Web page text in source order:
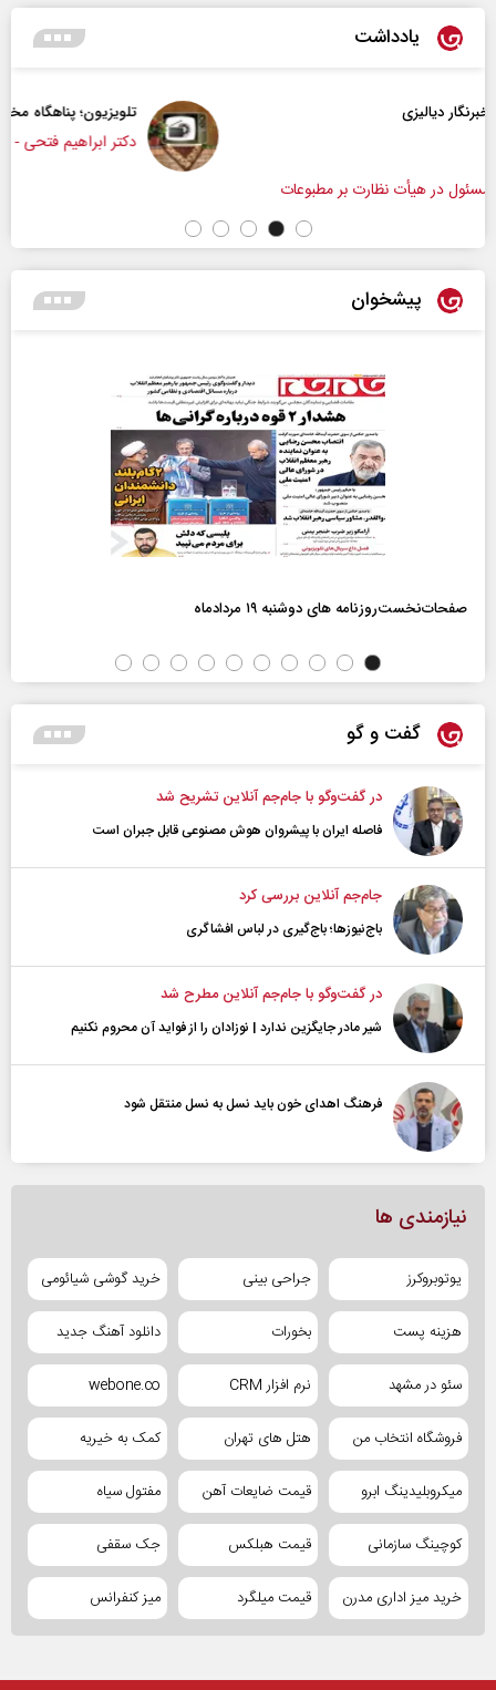
یادداشت
تلویزیون؛ پناهگاه مخاطب در روزهای ابهام
دکتر ابراهیم فتحی - عضو هیات علمی دانشگاه
پیشخوان
صفحات‌نخست‌روزنامه ها‌ی دوشنبه ۱۹ مردادماه
گفت و گو
در گفت‌و‌گو با جام‌جم آنلاین تشریح شد
فاصله ایران با پیشرو‌ان هوش مصنوعی قابل جبران است
جام‌جم آنلاین بررسی کرد
باج‌نیوزها؛ باج‌گیری در لباس افشاگری
در گفت‌و‌گو با جام‌جم آنلاین مطرح شد
شیر مادر جایگزین ندارد | نوزادان را از فواید آن محروم نکنیم
فرهنگ اهدای خون باید نسل به نسل منتقل شود
نیازمندی ها
یوتوبروکرز جراحی بینی خرید گوشی شیائومی
هزینه پست بخورات دانلود آهنگ جدید
سئو در مشهد نرم افزار CRM webone.co
فروشگاه انتخاب من هتل های تهران کمک به خیریه
میکروبلیدینگ ابرو قیمت ضایعات آهن مفتول سیاه
کوچینگ سازمانی قیمت هبلکس جک سقفی
خرید میز اداری مدرن قیمت میلگرد میز کنفرانس